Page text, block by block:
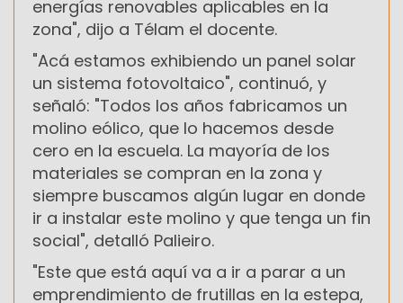
energías renovables aplicables en la
zona", dijo a Télam el docente.
"Acá estamos exhibiendo un panel solar
un sistema fotovoltaico", continuó, y
señaló: "Todos los años fabricamos un
molino eólico, que lo hacemos desde
cero en la escuela. La mayoría de los
materiales se compran en la zona y
siempre buscamos algún lugar en donde
ir a instalar este molino y que tenga un fin
social", detalló Palieiro.
"Este que está aquí va a ir a parar a un
emprendimiento de frutillas en la estepa,